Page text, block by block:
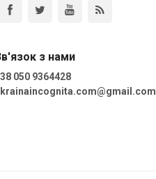
з нами
050 9364428